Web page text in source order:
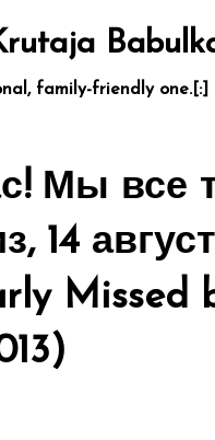
family-friendly one.[:]
Мы все
14
Missed